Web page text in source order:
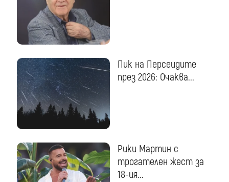
Пик на Персеидите
през 2026: Очаква...
Рики Мартин с
трогателен жест за
18-ия...